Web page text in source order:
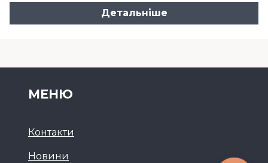
Детальніше
МЕНЮ
Контакти
Новини